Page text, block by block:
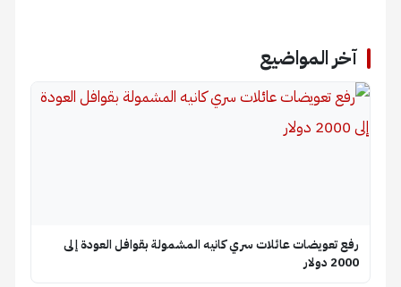
آخر المواضيع
رفع تعويضات عائلات سري كانيه المشمولة بقوافل العودة إلى
2000 دولار